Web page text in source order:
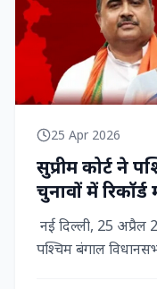
25 Apr 2026
सुप्रीम कोर्ट ने
चुनावों में
नागरिक शक्ति
नई दिल्ली, 25 अप्रैल
पश्चिम बंगाल